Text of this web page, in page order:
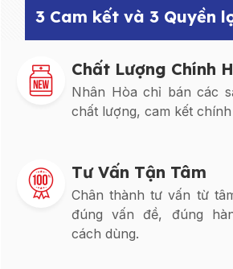
3 Cam kết và 3 Quyền
Chất Lượng Chính
Nhân Hòa chỉ bán các
chất lượng, cam kết chính
Tư Vấn Tận Tâm
Chân thành tư vấn từ
đúng vấn đề, đúng
cách dùng.